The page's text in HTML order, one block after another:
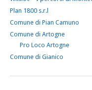
Plan 1800 s.r.l
Comune di Pian Camuno
Comune di Artogne
Pro Loco Artogne
Comune di Gianico